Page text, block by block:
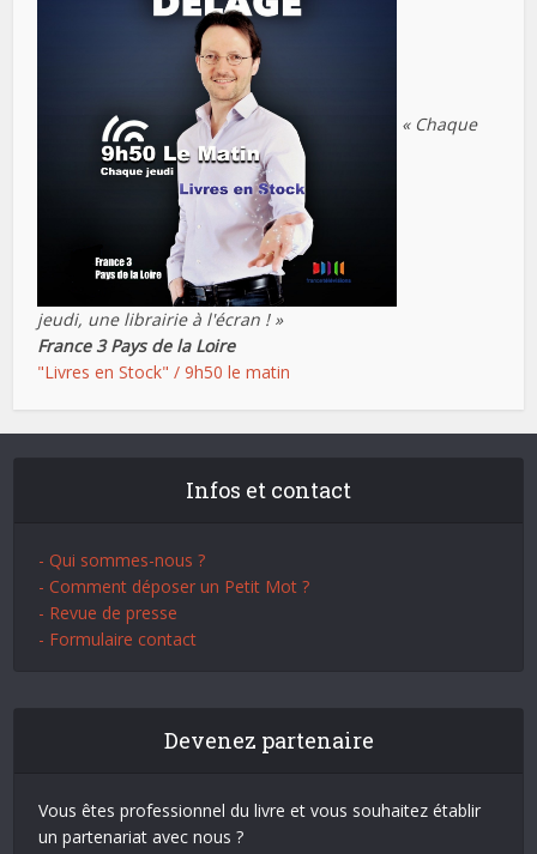
« Chaque
jeudi, une librairie à l'écran ! »
France 3 Pays de la Loire
"Livres en Stock" / 9h50 le matin
Infos et contact
- Qui sommes-nous ?
- Comment déposer un Petit Mot ?
- Revue de presse
- Formulaire contact
Devenez partenaire
Vous êtes professionnel du livre et vous souhaitez établir
un partenariat avec nous ?